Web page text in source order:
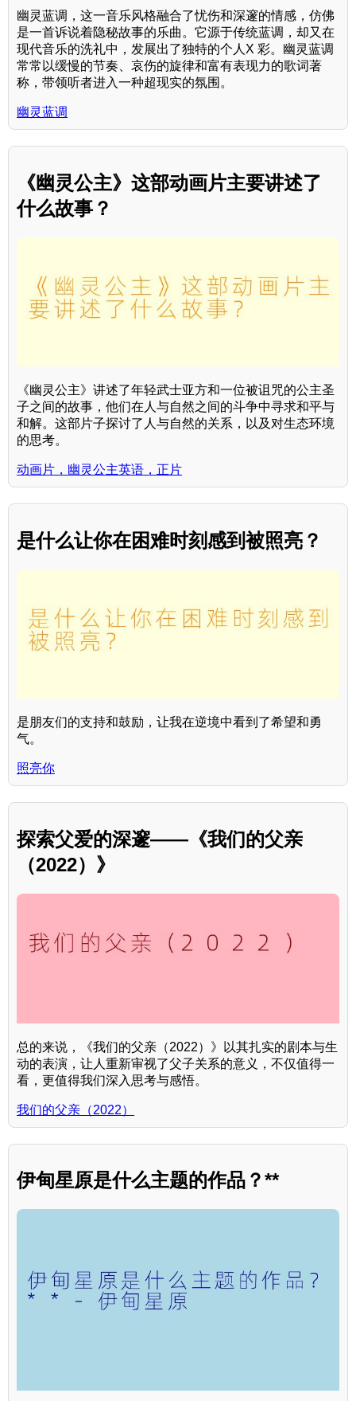
幽灵蓝调，这一音乐风格融合了忧伤和深邃的情感，仿佛
是一首诉说着隐秘故事的乐曲。它源于传统蓝调，却又在
现代音乐的洗礼中，发展出了独特的个人X 彩。幽灵蓝调
常常以缓慢的节奏、哀伤的旋律和富有表现力的歌词著
称，带领听者进入一种超现实的氛围。
幽灵蓝调
《幽灵公主》这部动画片主要讲述了
什么故事？
《幽灵公主》讲述了年轻武士亚方和一位被诅咒的公主圣
子之间的故事，他们在人与自然之间的斗争中寻求和平与
和解。这部片子探讨了人与自然的关系，以及对生态环境
的思考。
动画片，幽灵公主英语，正片
是什么让你在困难时刻感到被照亮？
是朋友们的支持和鼓励，让我在逆境中看到了希望和勇
气。
照亮你
探索父爱的深邃——《我们的父亲
（2022）》
总的来说，《我们的父亲（2022）》以其扎实的剧本与生
动的表演，让人重新审视了父子关系的意义，不仅值得一
看，更值得我们深入思考与感悟。
我们的父亲（2022）
伊甸星原是什么主题的作品？**